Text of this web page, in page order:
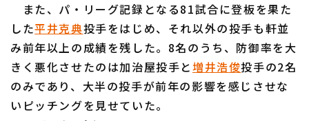
また、パ・リーグ記録となる81試合に登板を果た
した平井克典投手をはじめ、それ以外の投手も軒並
み前年以上の成績を残した。8名のうち、防御率を大
きく悪化させたのは加治屋投手と増井浩俊投手の2名
のみであり、大半の投手が前年の影響を感じさせな
いピッチングを見せていた。